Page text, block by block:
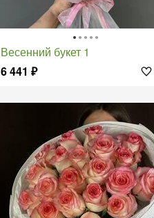
Весенний букет 1
6 441 ₽